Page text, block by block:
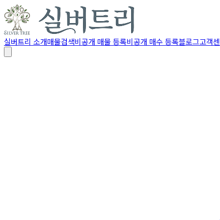
실버트리 소개매물검색비공개 매물 등록비공개 매수 등록블로그고객